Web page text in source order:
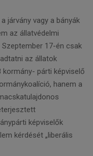
járvány vagy a bányák
az állatvédelmi
17-én csak
az állatok
párti képviselő
hanem a
képviselők
kérdését „liberális